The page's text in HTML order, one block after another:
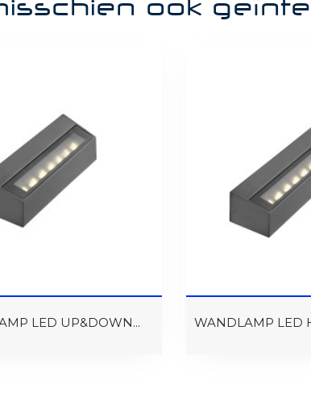
ook
LED UP&DOWN... WANDLAMP LED